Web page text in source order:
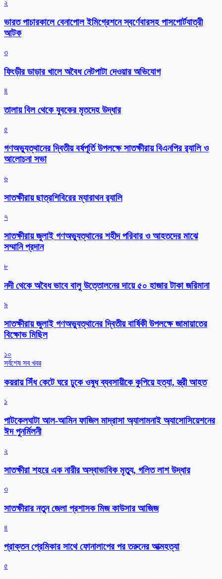
২
ভারত পাচারকালে বেনাপোল ইমিগ্রেশনে স্বর্ণেবারসহ পাসপোর্টযাত্রী
আটক
৩
ফিংড়ীর ডাড়ার খালে অবৈধ নেটপাটা দেওয়ার অভিযোগ
৪
তালায় বিল থেকে যুবকের মৃতদেহ উদ্ধার
৫
গণঅভ্যুত্থানের দ্বিতীয় বর্ষপূর্তি উপলক্ষে সাতক্ষীরায় বিএনপির র‌্যালি ও
আলোচনা সভা
৬
সাতক্ষীরায় ছাত্রশিবিরের ম্যারাথন র‌্যালি
৭
সাতক্ষীরায় জুলাই গণঅভ্যুত্থানের শহীদ পরিবার ও আহতদের মাঝে
সম্মানি প্রদান
৮
নদী থেকে অবৈধ ভাবে বালু উত্তোলনের দায়ে ৫০ হাজার টাকা জরিমানা
৯
সাতক্ষীরায় জুলাই গণঅভ্যুত্থানের দ্বিতীয় বার্ষিকী উপলক্ষে জামায়াতের
বিক্ষোভ মিছিল
১০
সর্বশেষ সব খবর
কয়রায় সিঁধ কেটে ঘরে ঢুকে ওষুধ ব্যবসায়ীকে কুপিয়ে হত্যা, স্ত্রী আহত
১
পাটকেলঘাটা আল-আমিন ফাজিল মাদ্রাসা অ্যালামনাই অ্যাসোসিয়েশনের
ঈদ পুনর্মিলনী
২
সাতক্ষীরা শহরে এক নারীর অস্বাভাবিক মৃত্যু, গলিত লাশ উদ্ধার
৩
সাতক্ষীরার নতুন জেলা প্রশাসক মিজ কাউসার আজিজ
৪
প্রাক্তন প্রেমিকার সাথে ফোনালাপের পর তরুনের আত্মহত্যা
৫